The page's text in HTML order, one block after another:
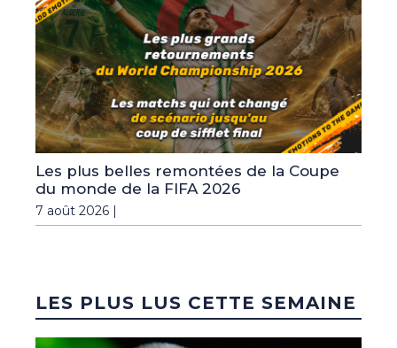
Les plus belles remontées de la Coupe
du monde de la FIFA 2026
7 août 2026 |
LES PLUS LUS CETTE SEMAINE